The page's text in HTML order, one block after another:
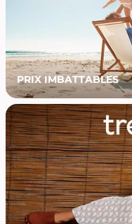
PRIX IMBATTABLES